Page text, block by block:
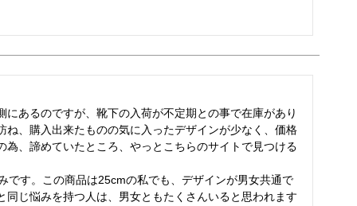
あるのですが、靴下の入荷が不定期との事で在庫があり
、購入出来たものの気に入ったデザインが少なく、価格
、諦めていたところ、やっとこちらのサイトで見つける
です。この商品は25cmの私でも、デザインが男女共通で
じ悩みを持つ人は、男女ともたくさんいると思われます